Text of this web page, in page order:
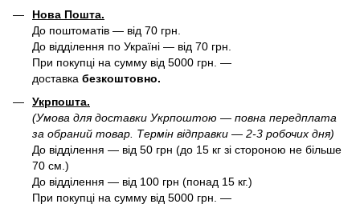
Нова Пошта.
До поштоматів — від 70 грн.
До відділення по Україні — від 70 грн.
При покупці на сумму від 5000 грн. —
доставка безкоштовно.
Укрпошта.
(Умова для доставки Укрпоштою — повна передплата
за обраний товар. Термін відправки — 2-3 робочих дня)
До відділення — від 50 грн (до 15 кг зі стороною не більше
70 см.)
До відділення — від 100 грн (понад 15 кг.)
При покупці на сумму від 5000 грн. —